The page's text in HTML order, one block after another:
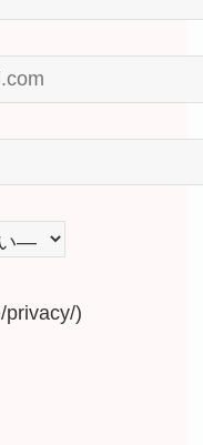
privacy/)